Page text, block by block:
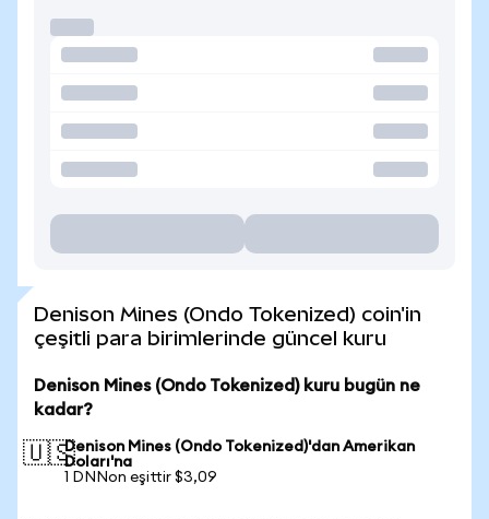
Denison Mines (Ondo Tokenized) coin'in
çeşitli para birimlerinde güncel kuru
Denison Mines (Ondo Tokenized) kuru bugün ne
kadar?
🇺🇸Denison Mines (Ondo Tokenized)'dan Amerikan
Doları'na
1 DNNon eşittir $3,09